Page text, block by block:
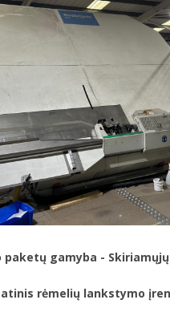
paketų gamyba -
rėmelių lankstymo